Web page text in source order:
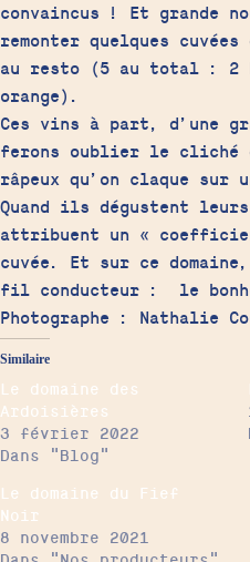
convaincus ! Et grande
remonter quelques
au resto (5 au total : 2
orange).
Ces vins à part, d’une
ferons oublier le cliché
râpeux qu’on claque sur
Quand ils dégustent
attribuent un «
cuvée. Et sur ce
fil conducteur : le
Photographe : Nathalie
Similaire
Le domaine des
Ardoisières
3 février 2022
Dans "Blog"
Le domaine du Fief
Noir
8 novembre 2021